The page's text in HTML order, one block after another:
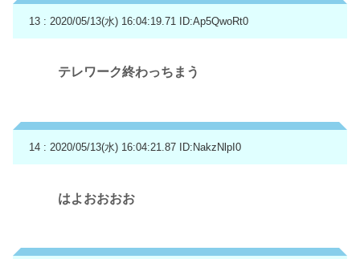
13 : 2020/05/13(水) 16:04:19.71 ID:Ap5QwoRt0
テレワーク終わっちまう
14 : 2020/05/13(水) 16:04:21.87 ID:NakzNlpI0
はよおおおお